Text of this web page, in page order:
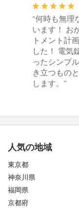
平
均
評
価：
5
つ
星
中
“何時も無理
います！ お
トメント計
した！ 電気
ったシンプ
き立つもの
します。”
人気の地域
東京都
神奈川県
福岡県
京都府